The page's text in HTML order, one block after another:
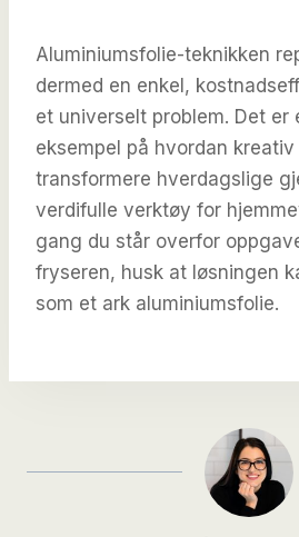
Aluminiumsfolie-teknikken
dermed en enkel,
et universelt problem. Det er
eksempel på hvordan
transformere hverdagslige
verdifulle verktøy for
gang du står overfor
fryseren, husk at løsningen
som et ark aluminiumsfolie.